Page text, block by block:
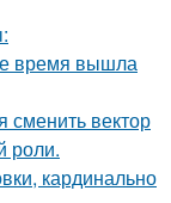
время вышла
сменить вектор
роли.
кардинально